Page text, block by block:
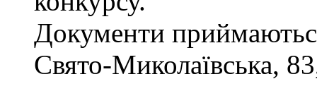
Документи
Свято-Миколаївська,